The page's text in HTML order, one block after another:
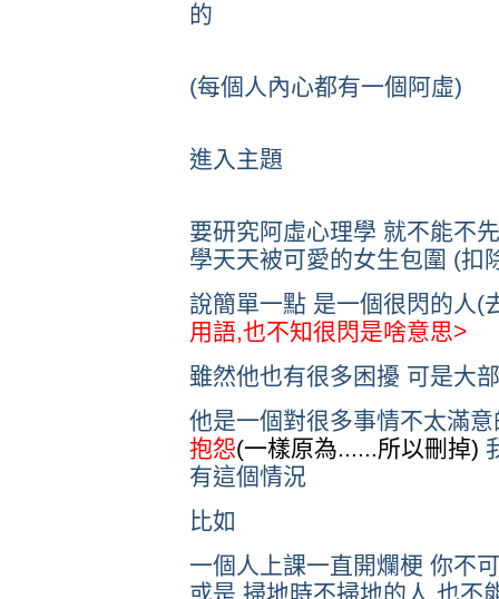
的
(每個人內心都有一個阿虛)
進入主題
要研究阿虛心理學 就不能不
學天天被可愛的女生包圍 (扣
說簡單一點 是一個很閃的人(
用語,也不知很閃是啥意思>
雖然他也有很多困擾 可是大
他是一個對很多事情不太滿
抱怨(一樣原為......所以刪掉)
有這個情況
比如
一個人上課一直開爛梗 你不
或是 掃地時不掃地的人 也不